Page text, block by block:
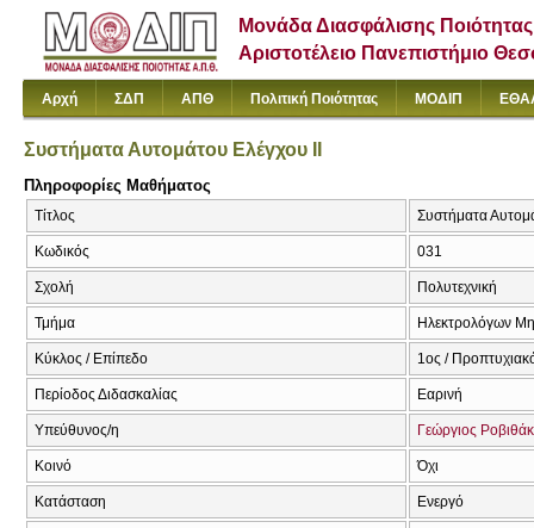
Μονάδα Διασφάλισης Ποιότητας
Αριστοτέλειο Πανεπιστήμιο
Αρχή ΣΔΠ ΑΠΘ Πολιτική Ποιότητας ΜΟΔΙΠ
Συστήματα Αυτομάτου Ελέγχου ΙI
Πληροφορίες Μαθήματος
Τίτλος Συστήματα
Κωδικός 031
Σχολή Πολυτεχνική
Τμήμα Ηλεκτρολόγων
Κύκλος / Επίπεδο 1ος /
Περίοδος Διδασκαλίας Εαρινή
Υπεύθυνος/η Γεώργιος
Κοινό Όχι
Κατάσταση Ενεργό